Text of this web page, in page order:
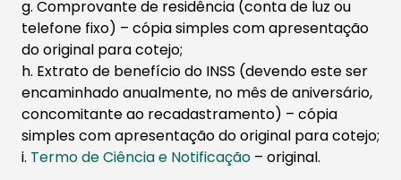
g. Comprovante de residência (conta de luz ou
telefone fixo) – cópia simples com apresentação
do original para cotejo;
h. Extrato de benefício do INSS (devendo este ser
encaminhado anualmente, no mês de aniversário,
concomitante ao recadastramento) – cópia
simples com apresentação do original para cotejo;
i. Termo de Ciênc​​ia​ e Noti​ficação ​​ – original.​